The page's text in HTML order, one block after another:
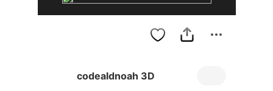
codealdnoah 3D